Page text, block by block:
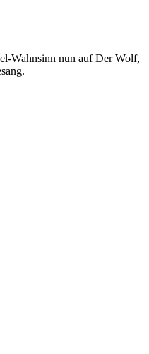
Wahnsinn nun auf Der Wolf,